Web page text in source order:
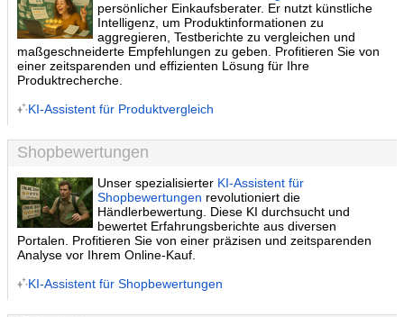
persönlicher Einkaufsberater. Er nutzt künstliche
Intelligenz, um Produktinformationen zu
aggregieren, Testberichte zu vergleichen und
maßgeschneiderte Empfehlungen zu geben. Profitieren Sie von
einer zeitsparenden und effizienten Lösung für Ihre
Produktrecherche.
KI-Assistent für Produktvergleich
Shopbewertungen
Unser spezialisierter KI-Assistent für
Shopbewertungen revolutioniert die
Händlerbewertung. Diese KI durchsucht und
bewertet Erfahrungsberichte aus diversen
Portalen. Profitieren Sie von einer präzisen und zeitsparenden
Analyse vor Ihrem Online-Kauf.
KI-Assistent für Shopbewertungen